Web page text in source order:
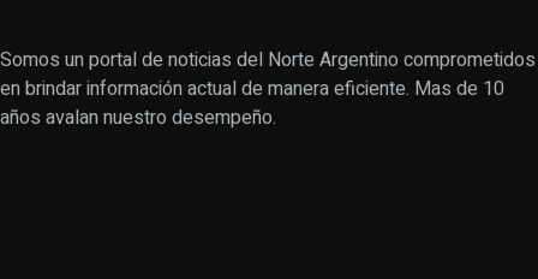
Somos un portal de noticias del Norte Argentino comprometidos
en brindar información actual de manera eficiente. Mas de 10
años avalan nuestro desempeño.